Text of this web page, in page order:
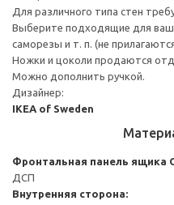
Для различного типа стен
Выберите подходящие для
саморезы и т. п. (не
Ножки и цоколи продаются
Можно дополнить ручкой.
Дизайнер:
IKEA of Sweden
Фронтальная панель ящика
ДСП
Внутренняя сторона: